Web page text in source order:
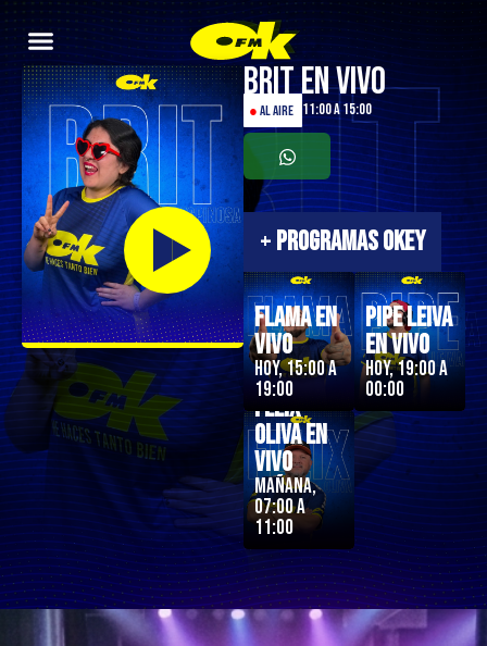
Brit en Vivo
●AL AIRE 11:00 a 15:00
+PROGRAMAS OKEY
Flama en
Vivo
Hoy, 15:00 a
19:00
Pipe Leiva
En Vivo
Hoy, 19:00 a
00:00
Felix
Oliva en
Vivo
Mañana,
07:00 a
11:00